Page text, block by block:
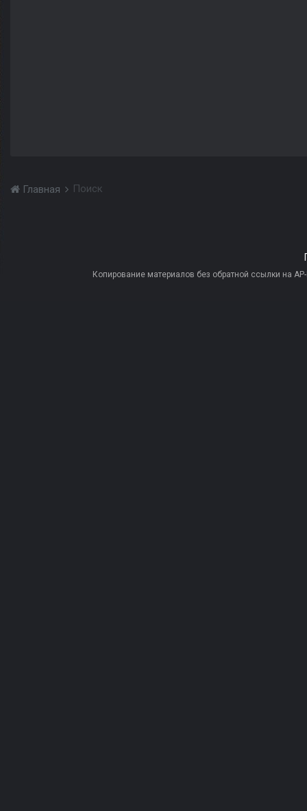
Главная Поиск
Копирование материалов без обратной ссылки на